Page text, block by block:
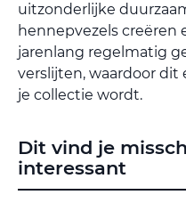
uitzonderlijke
hennepvezels creëren
jarenlang regelmatig
verslijten, waardoor dit
je collectie wordt.
Dit vind je
interessant